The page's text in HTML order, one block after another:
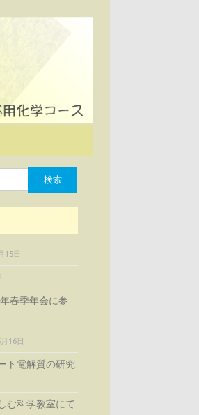
15日
春季年会に参
16日
ト電解質の研究
む科学教室にて